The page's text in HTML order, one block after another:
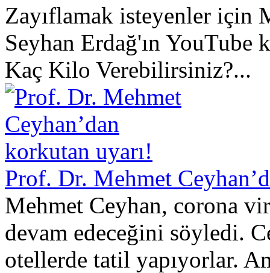
Zayıflamak isteyenler için
Seyhan Erdağ'ın
Kaç Kilo Verebilirsiniz?...
Prof. Dr. Mehmet
Mehmet Ceyhan, corona
devam edeceğini söyledi.
otellerde tatil yapıyorlar.